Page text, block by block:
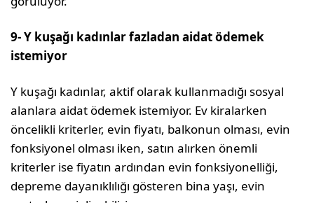
9- Y kuşağı kadınlar fazladan aidat ödemek
istemiyor
Y kuşağı kadınlar, aktif olarak kullanmadığı sosyal
alanlara aidat ödemek istemiyor. Ev kiralarken
öncelikli kriterler, evin fiyatı, balkonun olması, evin
fonksiyonel olması iken, satın alırken önemli
kriterler ise fiyatın ardından evin fonksiyonelliği,
depreme dayanıklılığı gösteren bina yaşı, evin